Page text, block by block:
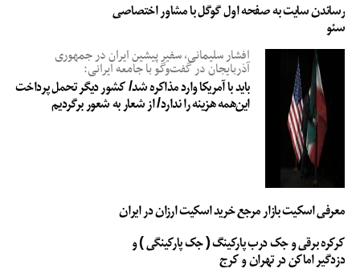
رساندن سایت به صفحه اول گوگل با مشاور اختصاصی
سئو
افشار سلیمانی، سفیر پیشین ایران در جمهوری
آذربایجان در گفت‌وگو با جامعه ایرانی:
باید با آمریکا وارد مذاکره شد/ کشور دیگر تحمل پرداخت
این‌همه هزینه را ندارد/ از شعار به شعور برگردیم
معرفی اسکیت بازار مرجع خرید اسکیت ارزان در ایران
کرکره برقی و جک درب پارکینگ ( جک پارکینگی ) و
دزدگیر اماکن در تهران و کرج